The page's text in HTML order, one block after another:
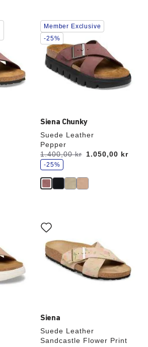
Siena Chunky
Suede Leather
Pepper
Var:
1.400,00 kr
er 1.050,00 kr
s
p
a
r
-25%
Samhandling
med
swatch-
farger
oppdatere
produktbildet
Member Exclusive
-25%
Siena
Suede Leather
Sandcastle Flower Print
med
swatch-
farger
oppdatere
produktbildet